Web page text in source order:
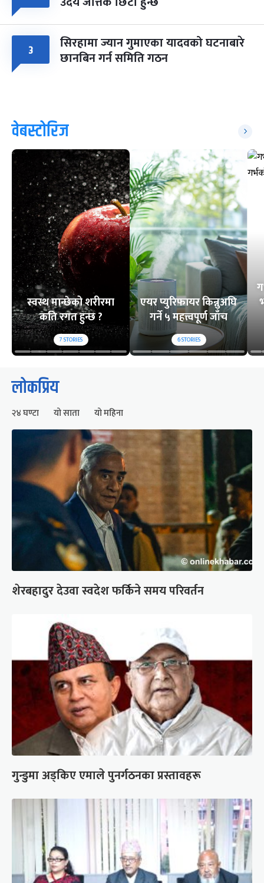
३ सिरहामा ज्यान गुमाएका यादवको घटनाबारे
छानबिन गर्न समिति गठन
वेबस्टोरिज
स्वस्थ मान्छेको शरीरमा
कति रगत हुन्छ ?
7STORIES
एयर प्युरिफायर किन्नुअघि
गर्ने ५ महत्त्वपूर्ण जाँच
6STORIES
लोकप्रिय
२४ घण्टा यो साता यो महिना
शेरबहादुर देउवा स्वदेश फर्किने समय परिवर्तन
गुन्डुमा अड्किए एमाले पुनर्गठनका प्रस्तावहरू